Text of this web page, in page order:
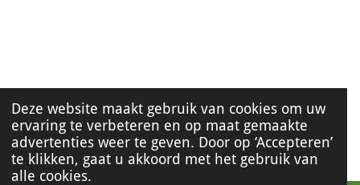
Deze website maakt gebruik van cookies om uw
ervaring te verbeteren en op maat gemaakte
advertenties weer te geven. Door op ‘Accepteren’
te klikken, gaat u akkoord met het gebruik van
alle cookies.